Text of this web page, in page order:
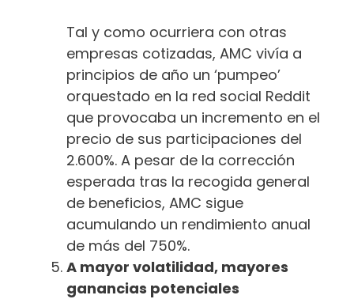
Tal y como ocurriera con otras
empresas cotizadas, AMC vivía a
principios de año un ‘pumpeo’
orquestado en la red social Reddit
que provocaba un incremento en el
precio de sus participaciones del
2.600%. A pesar de la corrección
esperada tras la recogida general
de beneficios, AMC sigue
acumulando un rendimiento anual
de más del 750%.
A mayor volatilidad, mayores
ganancias potenciales